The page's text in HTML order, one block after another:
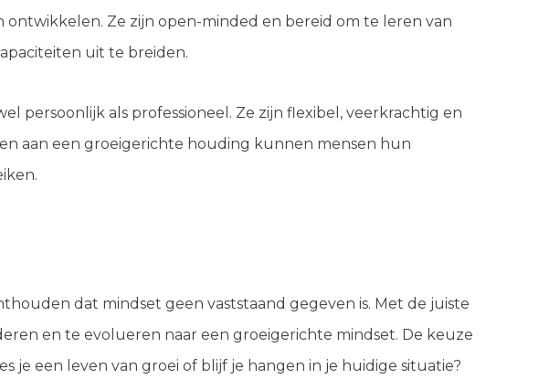
Ze zijn open-minded en bereid om te leren van
uit te breiden.
persoonlijk als professioneel. Ze zijn flexibel, veerkrachtig en
aan een groeigerichte houding kunnen mensen hun
dat mindset geen vaststaand gegeven is. Met de juiste
en te evolueren naar een groeigerichte mindset. De keuze
je een leven van groei of blijf je hangen in je huidige situatie?